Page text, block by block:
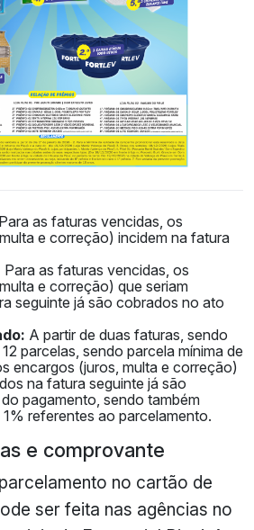
Para as faturas vencidas, os
e correção) incidem na fatura
Para as faturas vencidas, os
e correção) que seriam
seguinte já são cobrados no ato
A partir de duas faturas, sendo
parcelas, sendo parcela mínima de
encargos (juros, multa e correção)
na fatura seguinte já são
pagamento, sendo também
referentes ao parcelamento.
e comprovante
no cartão de
ser feita nas agências no